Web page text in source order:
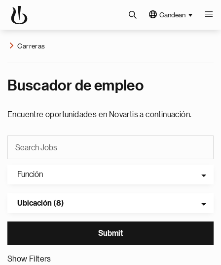
Candean
Carreras
Buscador de empleo
Encuentre oportunidades en Novartis a continuación.
Función
Ubicación (8)
Show Filters